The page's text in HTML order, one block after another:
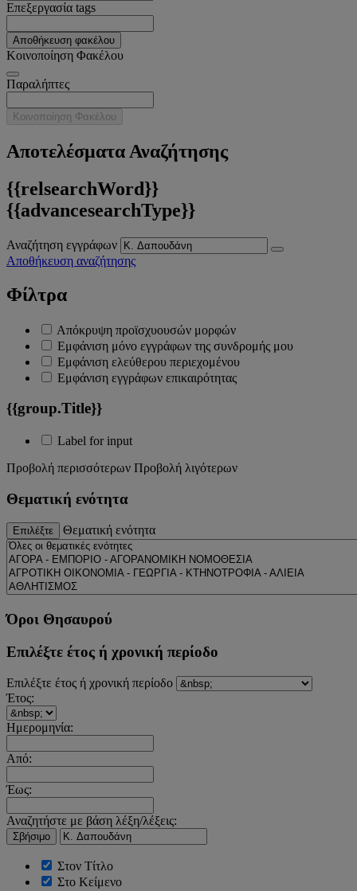
Επεξεργασία tags
Αποθήκευση φακέλου
Κοινοποίηση Φακέλου
Παραλήπτες
Κοινοποίηση Φακέλου
Αποτελέσματα Αναζήτησης
{{relsearchWord}}
{{advancesearchType}}
Αναζήτηση εγγράφων
Αποθήκευση αναζήτησης
Φίλτρα
Απόκρυψη προϊσχυουσών μορφών
Εμφάνιση μόνο εγγράφων της συνδρομής μου
Εμφάνιση ελεύθερου περιεχομένου
Εμφάνιση εγγράφων επικαιρότητας
{{group.Title}}
Label for input
Προβολή περισσότερων Προβολή λιγότερων
Θεματική ενότητα
Επιλέξτε Θεματική ενότητα
Όροι Θησαυρού
Επιλέξτε έτος ή χρονική περίοδο
Επιλέξτε έτος ή χρονική περίοδο
Έτος:
Ημερομηνία:
Από:
Έως:
Αναζητήστε με βάση λέξη/λέξεις:
Σβήσιμο
Στον Τίτλο
Στο Κείμενο